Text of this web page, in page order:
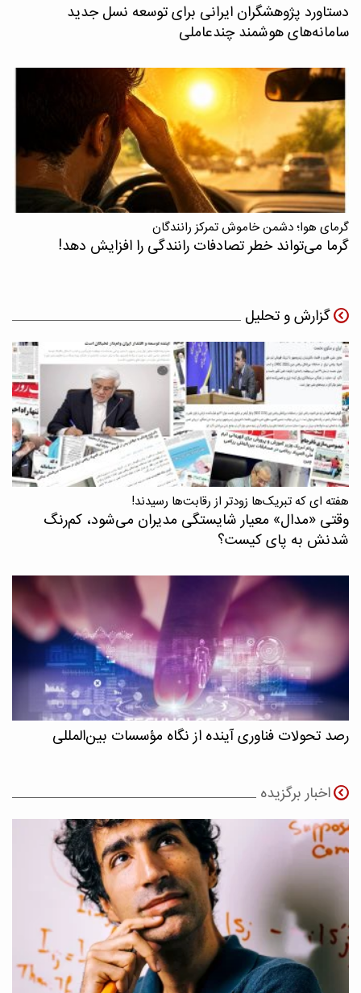
دستاورد پژوهشگران ایرانی برای توسعه نسل جدید
سامانه‌های هوشمند چندعاملی
گرمای هوا؛ دشمن خاموش تمرکز رانندگان
گرما می‌تواند خطر تصادفات رانندگی را افزایش دهد!
گزارش و تحلیل
هفته ای که تبریک‌ها زودتر از رقابت‌ها رسیدند!
وقتی «مدال‌» معیار شایستگی مدیران می‌شود، کم‌رنگ
شدنش به پای کیست؟
رصد تحولات فناوری آینده از نگاه مؤسسات بین‌المللی
اخبار برگزیده